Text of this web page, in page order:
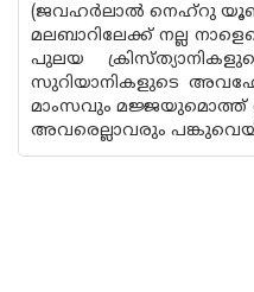
(ജവഹർലാൽ നെഹ്റു
മലബാറിലേക്ക് നല്ല
പുലയ
സുറിയാനികളുടെ
മാംസവും
അവരെല്ലാവരും